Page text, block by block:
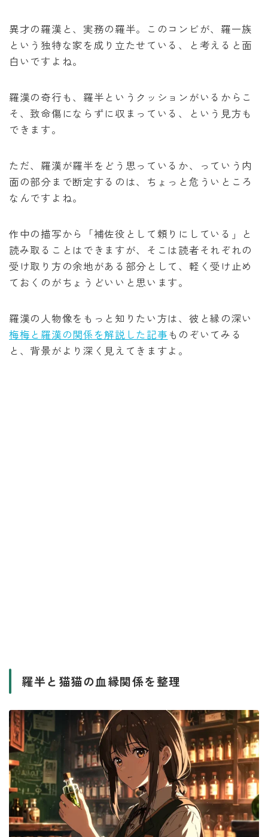
異才の羅漢と、実務の羅半。このコンビが、羅一族
という独特な家を成り立たせている、と考えると面
白いですよね。
羅漢の奇行も、羅半というクッションがいるからこ
そ、致命傷にならずに収まっている、という見方も
できます。
ただ、羅漢が羅半をどう思っているか、っていう内
面の部分まで断定するのは、ちょっと危ういところ
なんですよね。
作中の描写から「補佐役として頼りにしている」と
読み取ることはできますが、そこは読者それぞれの
受け取り方の余地がある部分として、軽く受け止め
ておくのがちょうどいいと思います。
羅漢の人物像をもっと知りたい方は、彼と縁の深い
梅梅と羅漢の関係を解説した記事ものぞいてみる
と、背景がより深く見えてきますよ。
羅半と猫猫の血縁関係を整理